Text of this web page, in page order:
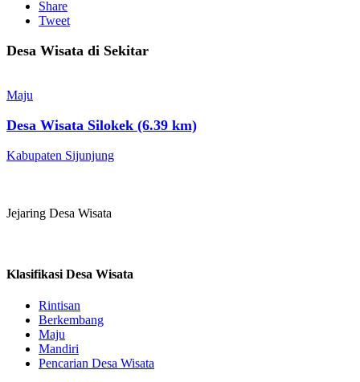
Share
Tweet
Desa Wisata di Sekitar
Maju
Desa Wisata Silokek (6.39 km)
Kabupaten Sijunjung
Jejaring Desa Wisata
Klasifikasi Desa Wisata
Rintisan
Berkembang
Maju
Mandiri
Pencarian Desa Wisata